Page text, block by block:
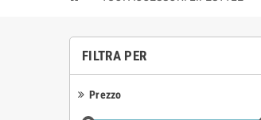
FILTRA PER
Prezzo